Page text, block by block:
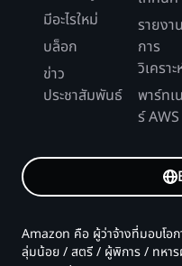
มีอะไรใหม่
บล็อก
ข่าว
ประชาสัมพันธ์
รายงาน
การ
วิเคราะ
พาร์ทเ
ร์ AWS
Amazon คือ ผู้ว่าจ้างที่มอบโอ
ลุ่มน้อย / สตรี / ผู้พิการ / ทหา